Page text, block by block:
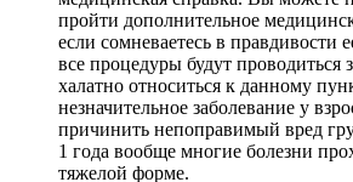
пройти дополнительное
если сомневаетесь в правдивости
все процедуры будут проводиться
халатно относиться к данному
незначительное заболевание у
причинить непоправимый вред
1 года вообще многие болезни
тяжелой форме.